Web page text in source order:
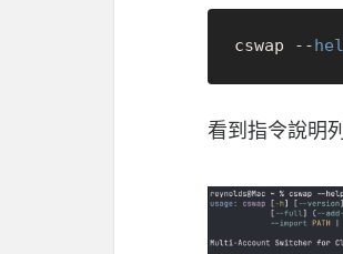
cswap --
看到指令說明